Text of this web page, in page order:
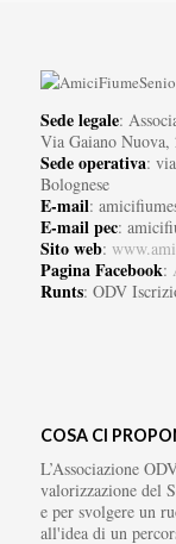
Sede legale:
Via Gaiano
Sede operativa:
Bolognese
E-mail:
E-mail pec:
Sito web:
Pagina Facebook:
Runts: ODV
COSA CI
L’Associazione
valorizzazione del
e per svolgere un
all'idea di un